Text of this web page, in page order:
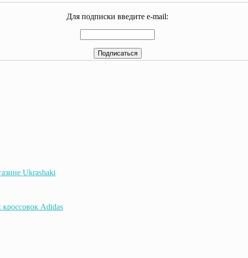
Для подписки введите e-mail:
Ukrashaki
Adidas